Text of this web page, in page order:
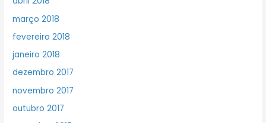
março 2018
fevereiro 2018
janeiro 2018
dezembro 2017
novembro 2017
outubro 2017